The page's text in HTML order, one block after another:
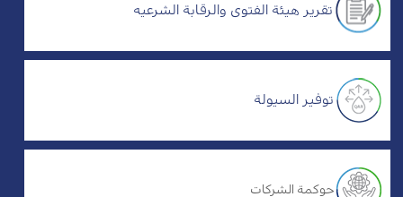
تقرير هيئة الفتوى والرقابة الشرعيه
توفير السيولة
حوكمة الشركات